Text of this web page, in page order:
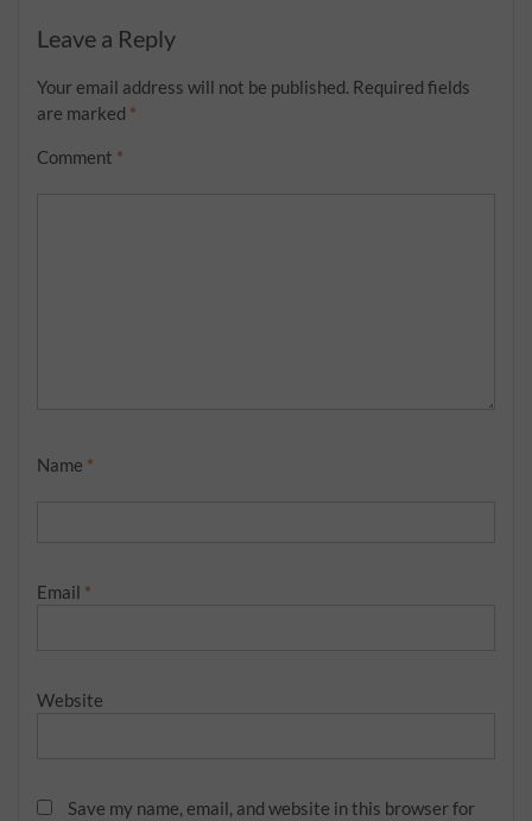
Leave a Reply
Your email address will not be published. Required fields
are marked *
Comment *
Name *
Email *
Website
Save my name, email, and website in this browser for